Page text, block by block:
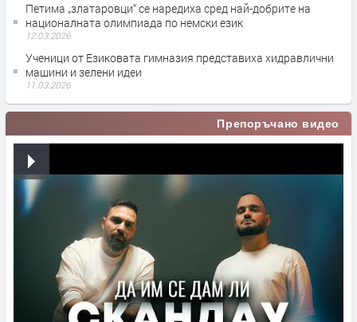
Петима „златаровци“ се наредиха сред най-добрите на
националната олимпиада по немски език
12.03.2026
Ученици от Езиковата гимназия представиха хидравлични
машини и зелени идеи
11.03.2026
Препоръчано видео